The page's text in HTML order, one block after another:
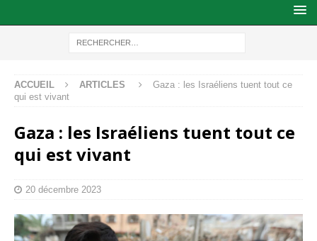
ACCUEIL ARTICLES
Gaza : les Israéliens tuent tout ce
qui est vivant
Gaza : les Israéliens tuent tout ce
qui est vivant
20 décembre 2023